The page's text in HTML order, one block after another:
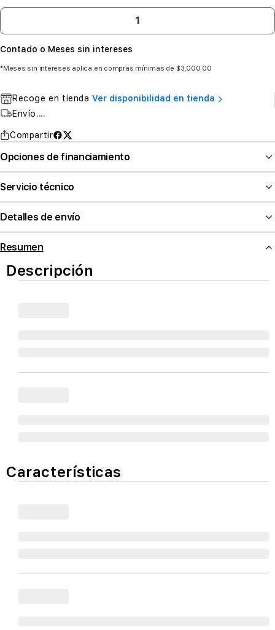
Contado o Meses sin intereses
*Meses sin intereses aplica en compras mínimas de $3,000.00
Recoge en tienda Ver disponibilidad en tienda
Envío....
Compartir
Opciones de financiamiento
Servicio técnico
Detalles de envío
Resumen
Descripción
Características